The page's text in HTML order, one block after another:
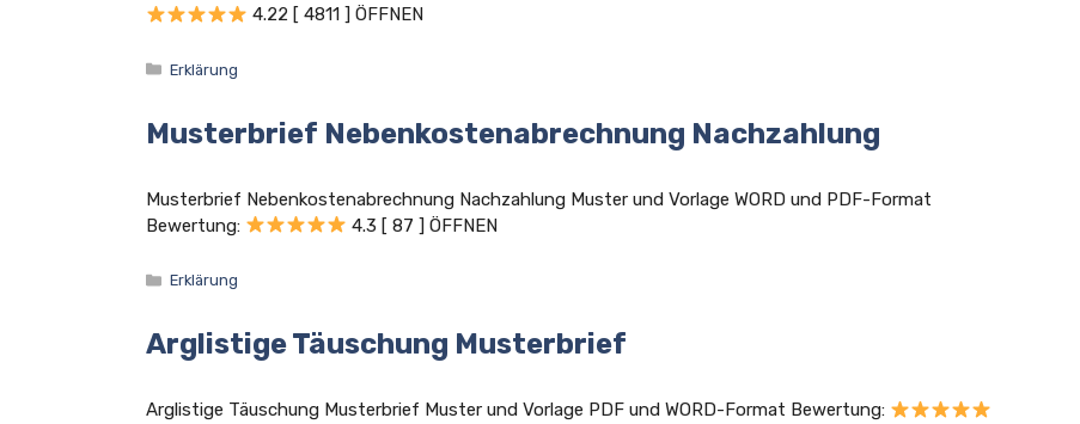
4.22 [ 4811 ] ÖFFNEN
Kategorien
Erklärung
Musterbrief Nebenkostenabrechnung Nachzahlung
Musterbrief Nebenkostenabrechnung Nachzahlung Muster und Vorlage WORD und PDF-Format
Bewertung:
4.3 [ 87 ] ÖFFNEN
Kategorien
Erklärung
Arglistige Täuschung Musterbrief
Arglistige Täuschung Musterbrief Muster und Vorlage PDF und WORD-Format Bewertung: